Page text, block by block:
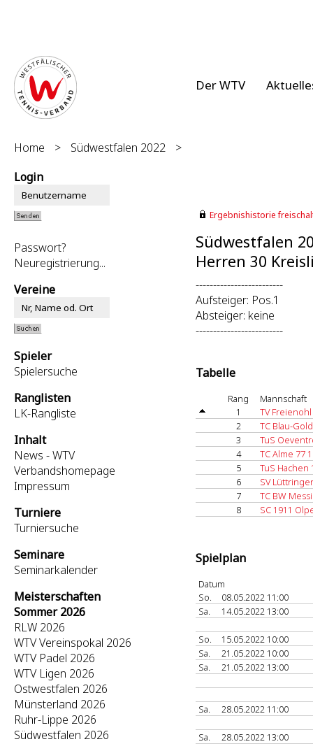
Der WTV
Home > Südwestfalen 2022
>
Login
Passwort?
Neuregistrierung...
Vereine
Spieler
Spielersuche
Ranglisten
LK-Rangliste
Inhalt
News - WTV
Verbandshomepage
Impressum
Turniere
Turniersuche
Seminare
Seminarkalender
Meisterschaften
Sommer 2026
RLW 2026
WTV Vereinspokal 2026
WTV Padel 2026
WTV Ligen 2026
Ostwestfalen 2026
Münsterland 2026
Ruhr-Lippe 2026
Südwestfalen 2026
Ergebnishistorie
Südwestfalen
Herren 30
-------------------------
Aufsteiger: Pos.1
Absteiger: keine
-------------------------
Tabelle
Rang
Mannschaft
1
TV
2
TC Blau-
3
TuS
4
TC Alme 77 1
5
TuS Hachen
6
SV
7
TC BW
8
SC 1911
Spielplan
Datum
So.
08.05.2022 11:00
Sa.
14.05.2022 13:00
So.
15.05.2022 10:00
Sa.
21.05.2022 10:00
Sa.
21.05.2022 13:00
Sa. 28.05.2022 11:00
Sa.
28.05.2022 13:00